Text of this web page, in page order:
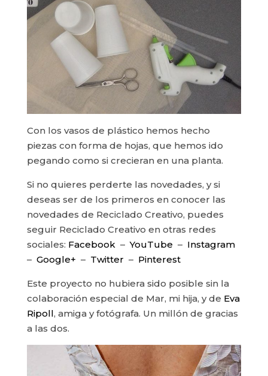
Con los vasos de plástico hemos hecho
piezas con forma de hojas, que hemos ido
pegando como si crecieran en una planta.
Si no quieres perderte las novedades, y si
deseas ser de los primeros en conocer las
novedades de Reciclado Creativo, puedes
seguir Reciclado Creativo en otras redes
sociales: Facebook –YouTube – Instagram
– Google+ – Twitter – Pinterest
Este proyecto no hubiera sido posible sin la
colaboración especial de Mar, mi hija, y de Eva
Ripoll, amiga y fotógrafa. Un millón de gracias
a las dos.